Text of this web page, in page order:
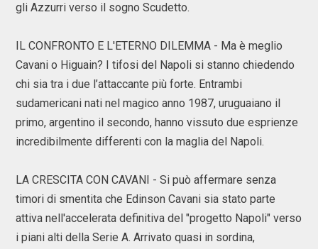
gli Azzurri verso il sogno Scudetto.
IL CONFRONTO E L'ETERNO DILEMMA - Ma è meglio
Cavani o Higuain? I tifosi del Napoli si stanno chiedendo
chi sia tra i due l’attaccante più forte. Entrambi
sudamericani nati nel magico anno 1987, uruguaiano il
primo, argentino il secondo, hanno vissuto due esprienze
incredibilmente differenti con la maglia del Napoli.
LA CRESCITA CON CAVANI - Si può affermare senza
timori di smentita che Edinson Cavani sia stato parte
attiva nell'accelerata definitiva del "progetto Napoli" verso
i piani alti della Serie A. Arrivato quasi in sordina,